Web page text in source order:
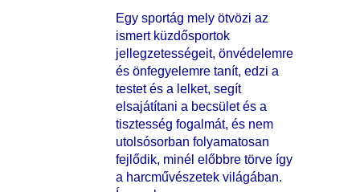
Egy sportág mely ötvözi az
ismert küzdősportok
jellegzetességeit, önvédelemre
és önfegyelemre tanít, edzi a
testet és a lelket, segít
elsajátítani a becsület és a
tisztesség fogalmát, és nem
utolsósorban folyamatosan
fejlődik, minél előbbre törve így
a harcművészetek világában.